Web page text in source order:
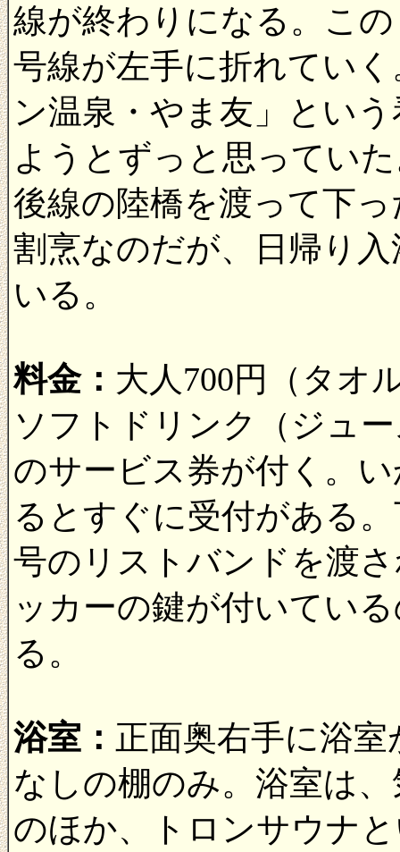
線が終わりになる。こ
号線が左手に折れてい
ン温泉・やま友」とい
ようとずっと思ってい
後線の陸橋を渡って下
割烹なのだが、日帰り
いる。
料金： 大人700円（タオ
ソフトドリンク（ジュ
のサービス券が付く。
るとすぐに受付がある
号のリストバンドを渡
ッカーの鍵が付いてい
る。
浴室： 正面奥右手に浴
なしの棚のみ。浴室は
のほか、トロンサウナ